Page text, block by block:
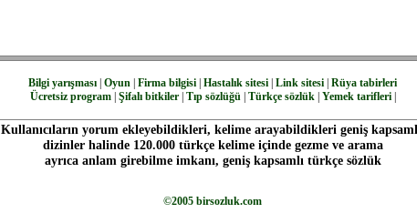
Bilgi yarışması Oyun Firma bilgisi Hastalık sitesi Link sitesi Rüya tabirleri
Ücretsiz program| Şifalı bitkiler| Tıp sözlüğü| Türkçe sözlük| Yemek tarifleri|
Kullanıcıların yorum ekleyebildikleri, kelime arayabildikleri geniş
dizinler halinde 120.000 türkçe kelime içinde gezme ve arama
ayrıca anlam girebilme imkanı, geniş kapsamlı türkçe sözlük
©2005 birsozluk.com